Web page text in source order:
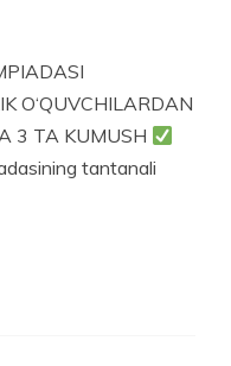
O‘QUVCHILARDAN
3 TA KUMUSH
tantanali